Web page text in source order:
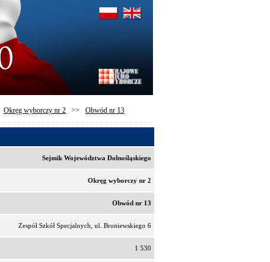
Okręg wyborczy nr 2 >> Obwód nr 13
Sejmik Województwa Dolnośląskiego
Okręg wyborczy nr 2
Obwód nr 13
Zespół Szkół Specjalnych, ul. Broniewskiego 6
1 530